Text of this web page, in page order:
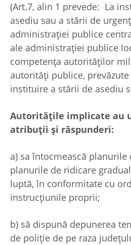
(Art.7, alin 1 prevede: La
asediu sau a stării de
administraţiei publice
ale administraţiei publice
competenţa autorităţilor
autorităţi publice,
instituire a stării de asediu
Autorităţile implicate au
atribuţii şi răspunderi:
a) sa întocmească planurile
planurile de ridicare
luptă, în conformitate cu
instrucţiunile proprii;
b) să dispună depunerea
de poliţie de pe raza